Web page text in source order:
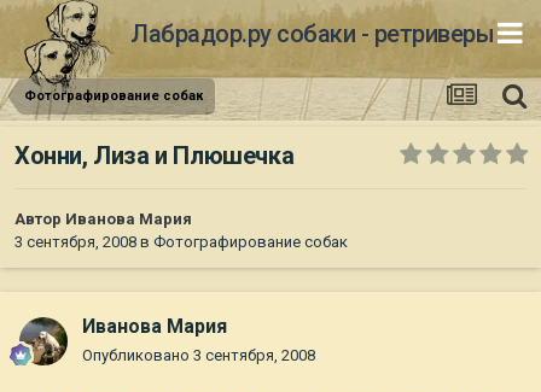
Лабрадор.ру собаки - ретриверы
Фотографирование собак
Хонни, Лиза и Плюшечка
Автор Иванова Мария
3 сентября, 2008 в Фотографирование собак
Иванова Мария
Опубликовано 3 сентября, 2008